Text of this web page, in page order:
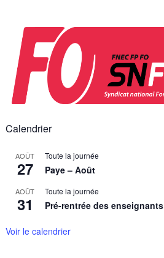
content
Calendrier
AOÛT
27
Toute la journée
Paye – Août
AOÛT
31
Toute la journée
Pré-rentrée des enseignants
Voir le calendrier